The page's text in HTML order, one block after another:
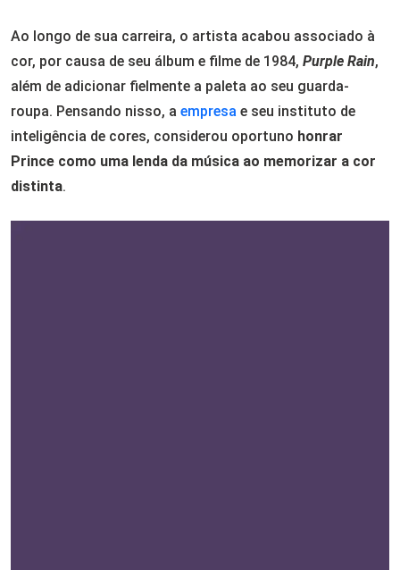
Ao longo de sua carreira, o artista acabou associado à
cor, por causa de seu álbum e filme de 1984, Purple Rain,
além de adicionar fielmente a paleta ao seu guarda-
roupa. Pensando nisso, a empresa e seu instituto de
inteligência de cores, considerou oportuno honrar
Prince como uma lenda da música ao memorizar a cor
distinta.